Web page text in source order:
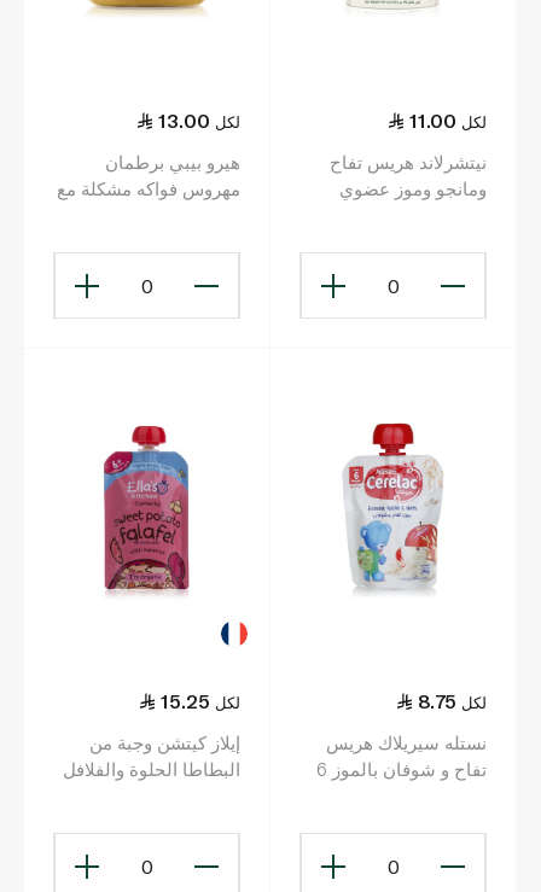
11.00 لكل
نيتشرلاند هريس تفاح
ومانجو وموز عضوي
0
13.00 لكل
هيرو بيبي برطمان
مهروس فواكه مشكلة مع
0
8.75 لكل
نستله سيريلاك هريس
تفاح و شوفان بالموز 6
0
15.25 لكل
إيلاز كيتشن وجبة من
البطاطا الحلوة والفلافل
0